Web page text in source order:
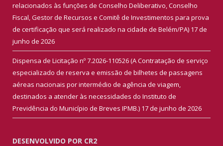
relacionados às funções de Conselho Deliberativo, Conselho
Fiscal, Gestor de Recursos e Comitê de Investimentos para prova
de certificação que será realizado na cidade de Belém/PA) 17 de
junho de 2026
Dispensa de Licitação nº 7.2026-110526 (A Contratação de serviço
especializado de reserva e emissão de bilhetes de passagens
aéreas nacionais por intermédio de agência de viagem,
destinados a atender às necessidades do Instituto de
Previdência do Município de Breves IPMB.) 17 de junho de 2026
DESENVOLVIDO POR CR2